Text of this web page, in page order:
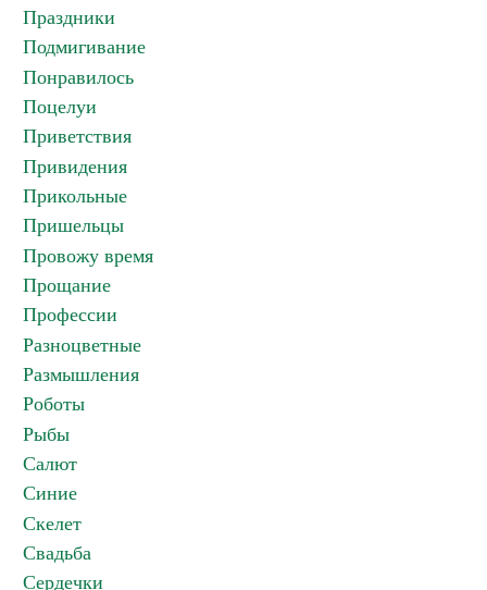
Праздники
Подмигивание
Понравилось
Поцелуи
Приветствия
Привидения
Прикольные
Пришельцы
Провожу время
Прощание
Профессии
Разноцветные
Размышления
Роботы
Рыбы
Салют
Синие
Скелет
Свадьба
Сердечки